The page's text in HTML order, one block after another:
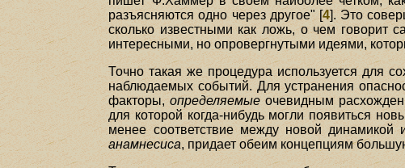
разъясняются одно через другое" [4]. Это
сколько известными как ложь, о чем говорит
интересными, но опровергнутыми идеями,
Точно такая же процедура используется для
наблюдаемых событий. Для устранения
факторы,определяемые очевидным
для которой когда-нибудь могли появиться
менее соответствие между новой
анамнесиса, придает обеим концепциям